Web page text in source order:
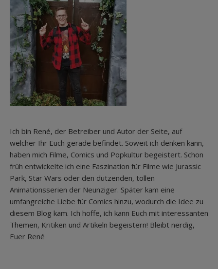
Ich bin René, der Betreiber und Autor der Seite, auf
welcher Ihr Euch gerade befindet. Soweit ich denken kann,
haben mich Filme, Comics und Popkultur begeistert. Schon
früh entwickelte ich eine Faszination für Filme wie Jurassic
Park, Star Wars oder den dutzenden, tollen
Animationsserien der Neunziger. Später kam eine
umfangreiche Liebe für Comics hinzu, wodurch die Idee zu
diesem Blog kam. Ich hoffe, ich kann Euch mit interessanten
Themen, Kritiken und Artikeln begeistern! Bleibt nerdig,
Euer René